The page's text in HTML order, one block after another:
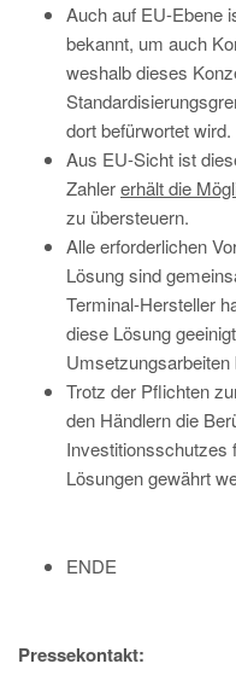
Auch auf EU-Ebene
bekannt, um auch
weshalb dieses
dort befürwortet wird.
Aus EU-Sicht ist
Zahlererhält die
zu übersteuern.
Alle erforderlichen
Lösung sind
Terminal-Hersteller
diese Lösung
Trotz der Pflichten
den Händlern die
Investitionsschutzes
Lösungen gewährt
ENDE
Pressekontakt: